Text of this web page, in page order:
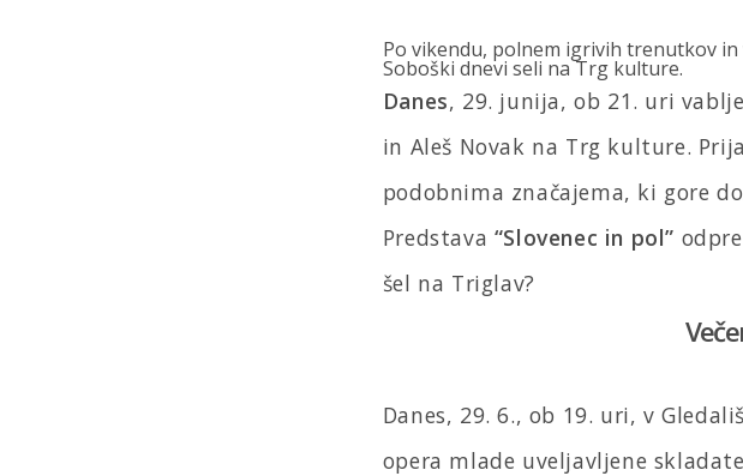
Po vikendu, polnem igrivih trenutkov
Soboški dnevi seli na Trg kulture.
Danes, 29. junija, ob 21. uri
in Aleš Novak na Trg kulture.
podobnima značajema, ki gore
Predstava “Slovenec in pol”
šel na Triglav?
Danes, 29. 6., ob 19. uri, v
opera mlade uveljavljene